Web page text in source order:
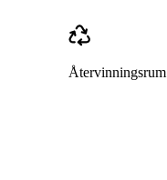
Återvinningsrum